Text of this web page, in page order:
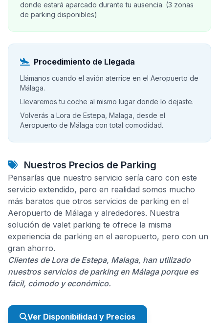
donde estará aparcado durante tu ausencia. (3 zonas
de parking disponibles)
Procedimiento de Llegada
Llámanos cuando el avión aterrice en el Aeropuerto de
Málaga.
Llevaremos tu coche al mismo lugar donde lo dejaste.
Volverás a Lora de Estepa, Malaga, desde el
Aeropuerto de Málaga con total comodidad.
Nuestros Precios de Parking
Pensarías que nuestro servicio sería caro con este
servicio extendido, pero en realidad somos mucho
más baratos que otros servicios de parking en el
Aeropuerto de Málaga y alrededores. Nuestra
solución de valet parking te ofrece la misma
experiencia de parking en el aeropuerto, pero con un
gran ahorro.
Clientes de Lora de Estepa, Malaga, han utilizado
nuestros servicios de parking en Málaga porque es
fácil, cómodo y económico.
Ver Disponibilidad y Precios